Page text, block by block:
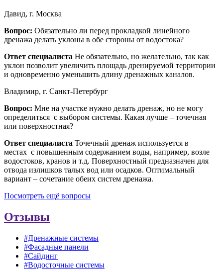
Давид, г. Москва
Вопрос: Обязательно ли перед прокладкой линейного
дренажа делать уклоны в обе стороны от водостока?
Ответ специалиста Не обязательно, но желательно, так как
уклон позволит увеличить площадь дренируемой территории
и одновременно уменьшить длину дренажных каналов.
Владимир, г. Санкт-Петербург
Вопрос: Мне на участке нужно делать дренаж, но не могу
определиться с выбором системы. Какая лучше – точечная
или поверхностная?
Ответ специалиста Точечный дренаж используется в
местах с повышенным содержанием воды, например, возле
водостоков, кранов и т.д. Поверхностный предназначен для
отвода излишков талых вод или осадков. Оптимальный
вариант – сочетание обеих систем дренажа.
Посмотреть ещё вопросы
Отзывы
#Дренажные системы
#Фасадные панели
#Сайдинг
#Водосточные системы